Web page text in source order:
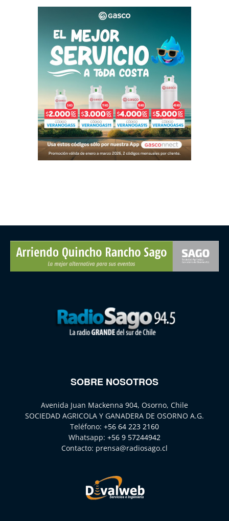
SOBRE NOSOTROS
Avenida Juan Mackenna 904, Osorno, Chile
SOCIEDAD AGRICOLA Y GANADERA DE OSORNO A.G.
Teléfono: +56 64 223 2160
Whatsapp: +56 9 57244942
Contacto: prensa@radiosago.cl